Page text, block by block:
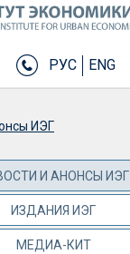
РУС ENG
ИЭГ
И АНОНСЫ ИЭГ
ИЗДАНИЯ ИЭГ
МЕДИА-КИТ